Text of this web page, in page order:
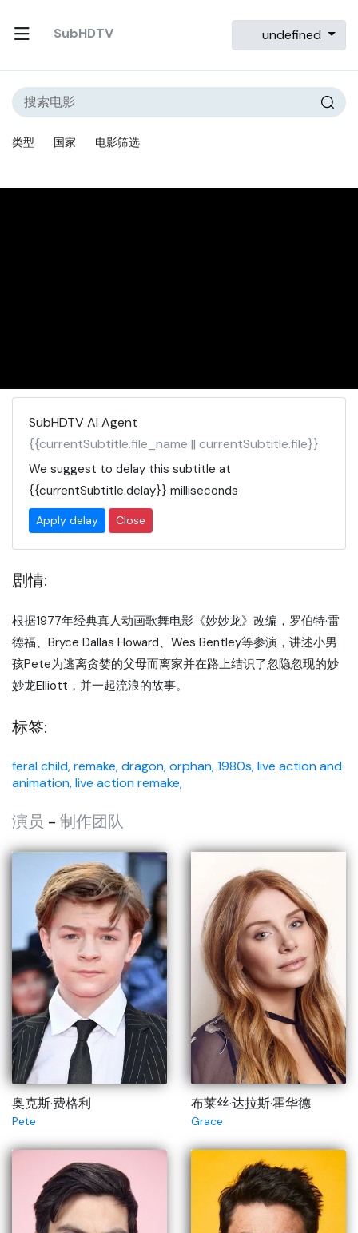
SubHDTV undefined
类型 国家 电影筛选
SubHDTV AI Agent
{{currentSubtitle.file_name || currentSubtitle.file}}
We suggest to delay this subtitle at
{{currentSubtitle.delay}} milliseconds
Apply delay Close
剧情:
根据1977年经典真人动画歌舞电影《妙妙龙》改编，罗伯特·雷
德福、Bryce Dallas Howard、Wes Bentley等参演，讲述小男
孩Pete为逃离贪婪的父母而离家并在路上结识了忽隐忽现的妙
妙龙Elliott，并一起流浪的故事。
标签:
feral child,remake,dragon,orphan,1980s,live action and
animation,live action remake,
演员 - 制作团队
奥克斯·费格利
Pete
布莱丝·达拉斯·霍华德
Grace